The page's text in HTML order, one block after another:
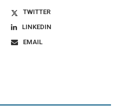
TWITTER
LINKEDIN
EMAIL